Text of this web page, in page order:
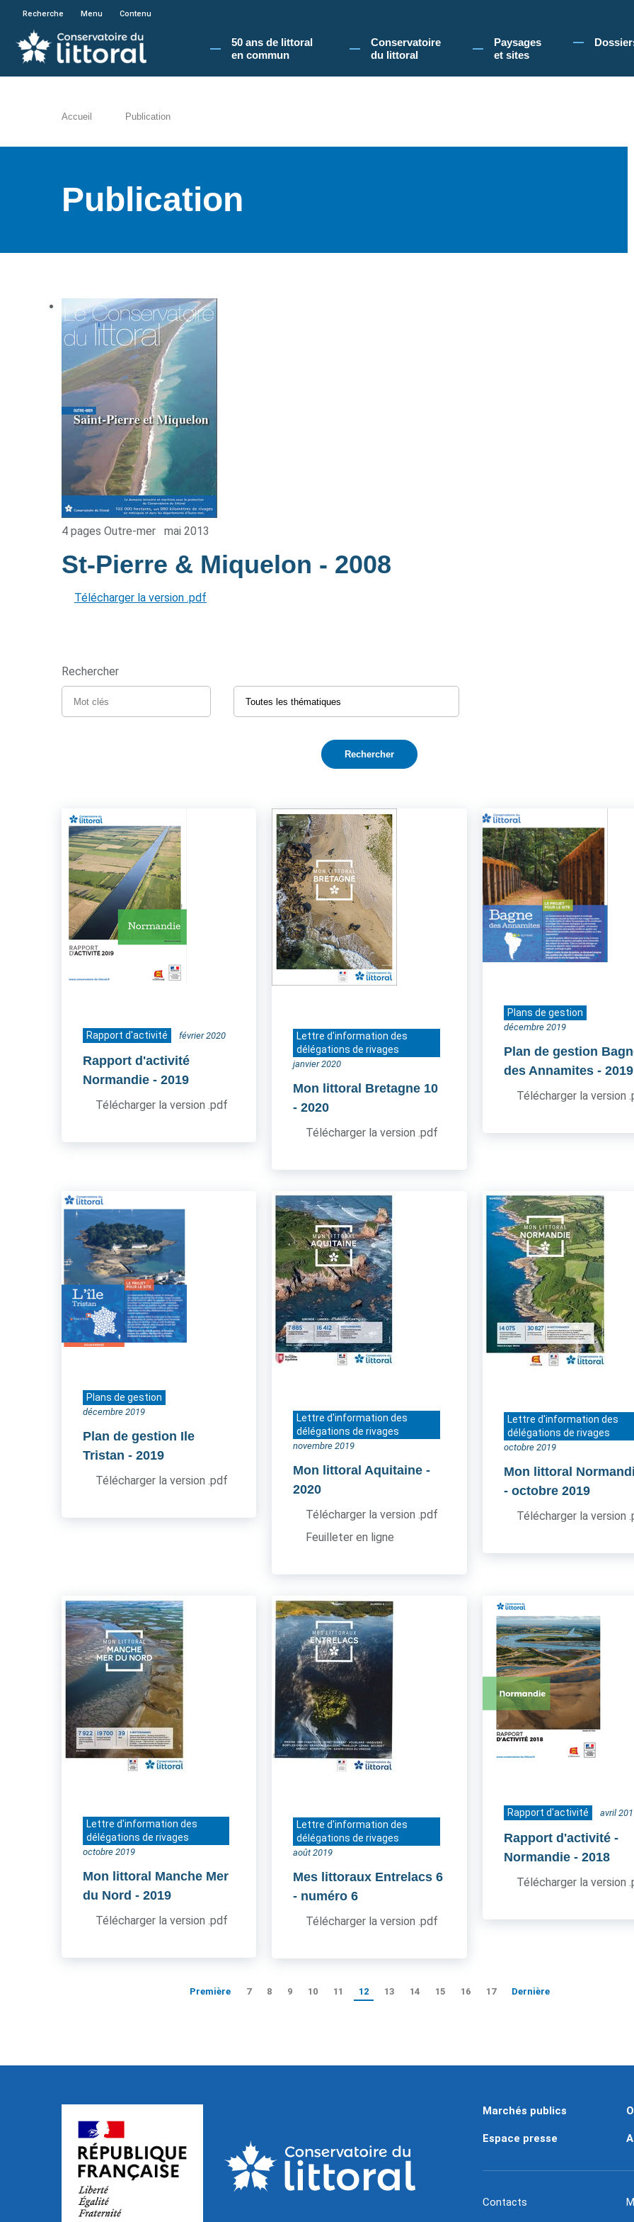
En poursuivant votre navigation sur le site du Conservatoire du littoral, vous acceptez l'utilisation de cookies pour vous
Recherche Menu Contenu
50 ans de littoral
en commun​
Conservatoire
du littoral
Paysages
et sites
Accueil Publication
Publication
4 pages Outre-mer mai 2013
St-Pierre & Miquelon - 2008
Télécharger la version .pdf
Rechercher
Rapport d'activité février 2020
Rapport d'activité
Normandie - 2019
Télécharger la version .pdf
Lettre d'information des
délégations de rivages
janvier 2020
Mon littoral Bretagne 10
- 2020
Télécharger la version .pdf
Plans de gestion
décembre 2019
Plan de gestion
des Annamites - 2019
Télécharger la version
Plans de gestion
décembre 2019
Plan de gestion Ile
Tristan - 2019
Télécharger la version .pdf
Lettre d'information des
délégations de rivages
novembre 2019
Mon littoral Aquitaine -
2020
Télécharger la version .pdf
Feuilleter en ligne
Lettre d'information des
délégations de rivages
octobre 2019
Mon littoral
- octobre 2019
Télécharger la version
Lettre d'information des
délégations de rivages
octobre 2019
Mon littoral Manche Mer
du Nord - 2019
Télécharger la version .pdf
Lettre d'information des
délégations de rivages
août 2019
Mes littoraux Entrelacs 6
- numéro 6
Télécharger la version .pdf
Rapport d'activité avril
Rapport d'activité -
Normandie - 2018
Télécharger la version
Première 7 8 9 10 11 12 13 14 15 16 17 Dernière
Marchés publics
Espace presse
Contacts